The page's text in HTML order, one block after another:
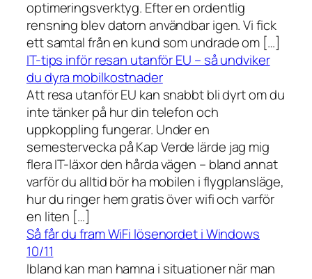
optimeringsverktyg. Efter en ordentlig
rensning blev datorn användbar igen. Vi fick
ett samtal från en kund som undrade om […]
IT-tips inför resan utanför EU – så undviker
du dyra mobilkostnader
Att resa utanför EU kan snabbt bli dyrt om du
inte tänker på hur din telefon och
uppkoppling fungerar. Under en
semestervecka på Kap Verde lärde jag mig
flera IT-läxor den hårda vägen – bland annat
varför du alltid bör ha mobilen i flygplansläge,
hur du ringer hem gratis över wifi och varför
en liten […]
Så får du fram WiFi lösenordet i Windows
10/11
Ibland kan man hamna i situationer när man